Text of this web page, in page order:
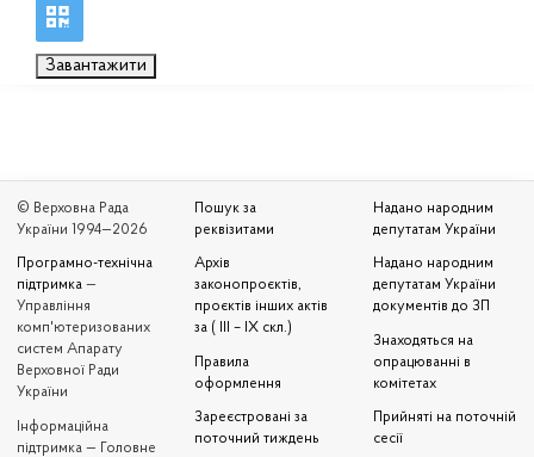
Завантажити
© Верховна Рада
України 1994—2026
Програмно-технічна
підтримка —
Управління
комп'ютеризованих
систем Апарату
Верховної Ради
України
Iнформаційна
підтримка — Головне
Пошук за
реквізитами
Архів
законопроєктів,
проєктів інших актів
за ( III – IX скл.)
Правила
оформлення
Зареєстровані за
поточний тиждень
Надано народним
депутатам України
Надано народним
депутатам України
документів до ЗП
Знаходяться на
опрацюванні в
комітетах
Прийняті на поточній
сесії